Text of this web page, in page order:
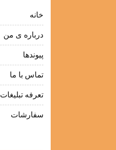
خانه
درباره ی من
پیوندها
تماس با ما
تعرفه تبلیغات
سفارشات